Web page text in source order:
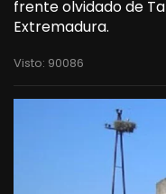
frente olvidado de
Extremadura.
Visto: 90086